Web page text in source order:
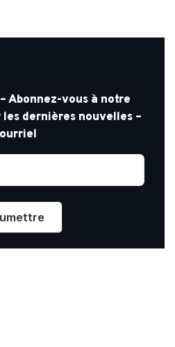
– Abonnez-vous à notre
dernières nouvelles –